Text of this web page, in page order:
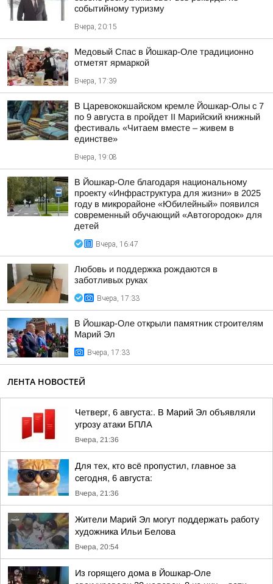
событийному туризму
Вчера, 20:15
Медовый Спас в Йошкар-Оле традиционно
отметят ярмаркой
Вчера, 17:39
В Царевококшайском кремле Йошкар-Олы с 7
по 9 августа в пройдет II Марийский книжный
фестиваль «Читаем вместе – живем в
единстве»
Вчера, 19:08
В Йошкар-Оле благодаря национальному
проекту «Инфраструктура для жизни» в 2025
году в микрорайоне «Юбилейный» появился
современный обучающий «Автогородок» для
детей
Вчера, 16:47
Любовь и поддержка рождаются в
заботливых руках
Вчера, 17:33
В Йошкар-Оле открыли памятник строителям
Марий Эл
Вчера, 17:33
ЛЕНТА НОВОСТЕЙ
Четверг, 6 августа:. В Марий Эл объявляли
угрозу атаки БПЛА
Вчера, 21:36
Для тех, кто всё пропустил, главное за
сегодня, 6 августа:
Вчера, 21:36
Жители Марий Эл могут поддержать работу
художника Ильи Белова
Вчера, 20:54
Из горящего дома в Йошкар-Оле